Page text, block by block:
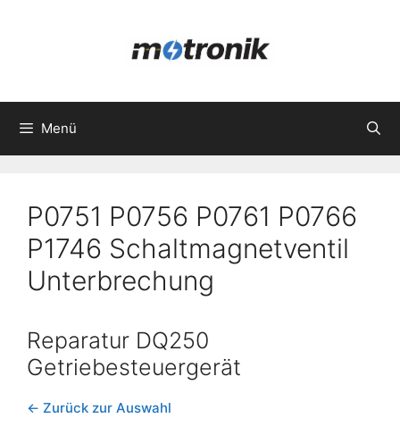
Menü
P0751 P0756 P0761 P0766
P1746 Schaltmagnetventil
Unterbrechung
Reparatur DQ250
Getriebesteuergerät
← Zurück zur Auswahl